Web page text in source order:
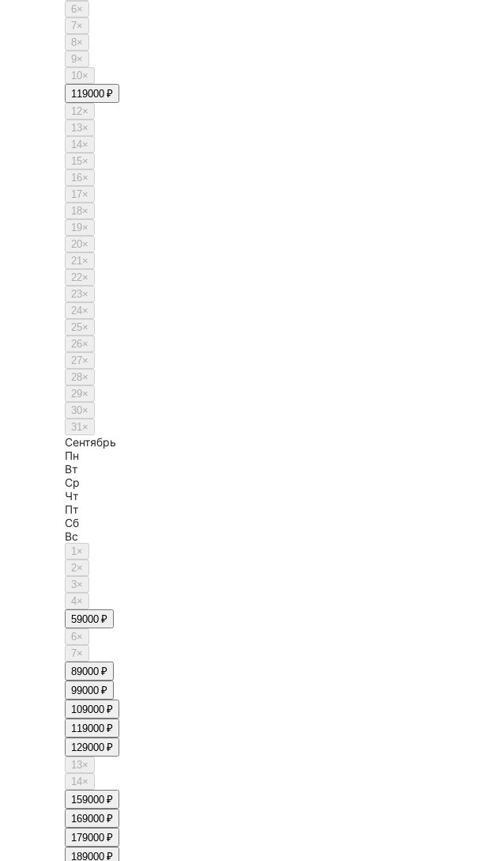
6×
7×
8×
9×
10×
119000 ₽
12×
13×
14×
15×
16×
17×
18×
19×
20×
21×
22×
23×
24×
25×
26×
27×
28×
29×
30×
31×
Сентябрь
Пн
Вт
Ср
Чт
Пт
Сб
Вс
1×
2×
3×
4×
59000 ₽
6×
7×
89000 ₽
99000 ₽
109000 ₽
119000 ₽
129000 ₽
13×
14×
159000 ₽
169000 ₽
179000 ₽
189000 ₽